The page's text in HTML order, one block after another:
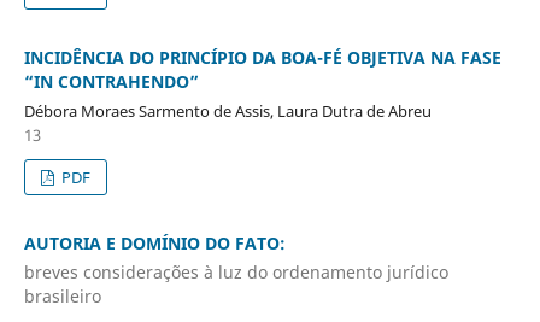
INCIDÊNCIA DO PRINCÍPIO DA BOA-FÉ OBJETIVA NA FASE
“IN CONTRAHENDO”
Débora Moraes Sarmento de Assis, Laura Dutra de Abreu
13
PDF
AUTORIA E DOMÍNIO DO FATO:
breves considerações à luz do ordenamento jurídico
brasileiro